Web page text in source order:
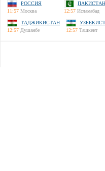
РОССИЯ
11:57 Москва
ПАКИСТАН
12:57 Исламабад
ТАДЖИКИСТАН
12:57 Душанбе
12:57 Ташкент